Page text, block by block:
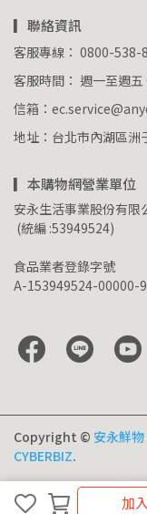
加
▎聯絡資訊
客服專線： 0800-538-
客服時間： 週一至週
信箱：
地址：台北市內湖區洲
▎本購物網營業單位
安永生活事業股份有限
(統編 :53949524)
食品業者登錄字號
A-153949524-00000-9
Copyright © 安永鮮物
CYBERBIZ.